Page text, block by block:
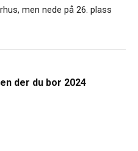
men nede på 26. plass
der du bor 2024